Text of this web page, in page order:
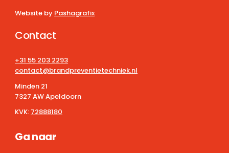
Website by Pashagrafix
Contact
+31 55 203 2293
contact@brandpreventietechniek.nl
Minden 21
7327 AW Apeldoorn
KVK: 72888180
Ga naar